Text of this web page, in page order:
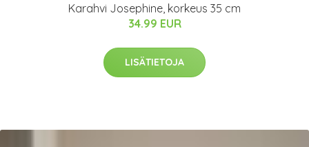
Karahvi Josephine, korkeus 35 cm
34.99 EUR
LISÄTIETOJA